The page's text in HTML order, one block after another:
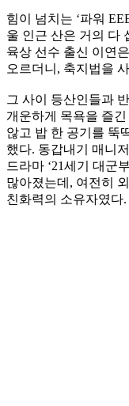
힘이 넘치는 ‘파워
울 인근 산은 거의 다
육상 선수 출신 이연
오르더니, 축지법을
그 사이 등산인들과
개운하게 목욕을 즐
않고 밥 한 공기를 뚝
했다. 동갑내기 매니
드라마 ‘21세기 대군
많아졌는데, 여전히
친화력의 소유자였다.